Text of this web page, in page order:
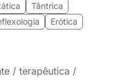
Tântrica
Erótica
/ terapêutica /